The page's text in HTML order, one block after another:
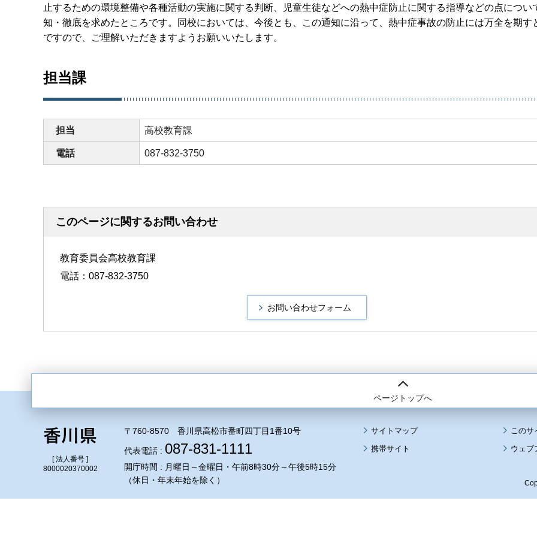
止するための環境整備や各種活動の実施に関する判断、児童生徒などへの熱中症防止に関する指導などの点につい
知・徹底を求めたところです。同校においては、今後とも、この通知に沿って、熱中症事故の防止には万全を期す
ですので、ご理解いただきますようお願いいたします。
担当課
担当 高校教育課
電話 087-832-3750
このページに関するお問い合わせ
教育委員会高校教育課
電話：087-832-3750
ページトップへ
[ 法人番号 ]
8000020370002
〒760-8570 香川県高松市番町四丁目1番10号
代表電話 : 087-831-1111
開庁時間 : 月曜日～金曜日・午前8時30分～午後5時15分
（休日・年末年始を除く）
サイトマップ
このサ
携帯サイト
ウェブ